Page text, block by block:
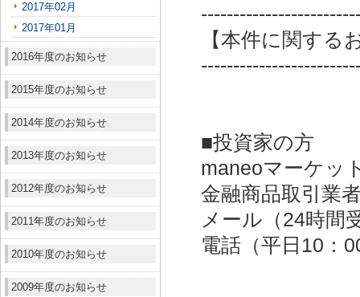
2017年02月
2017年01月
2016年度のお知らせ
2015年度のお知らせ
2014年度のお知らせ
2013年度のお知らせ
2012年度のお知らせ
2011年度のお知らせ
2010年度のお知らせ
2009年度のお知らせ
【本件に関する
■投資家の方
maneoマーケッ
金融商品取引業
メール（24時間
電話（平日10：